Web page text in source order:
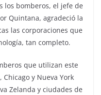
los bomberos, el jefe de
Quintana, agradeció la
las corporaciones que
tan completo.
que utilizan este
y Nueva York
Zelanda y ciudades de